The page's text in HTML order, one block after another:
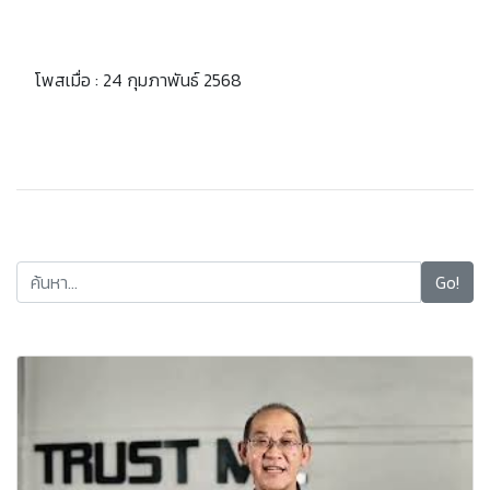
โพสเมื่อ : 24 กุมภาพันธ์ 2568
Go!